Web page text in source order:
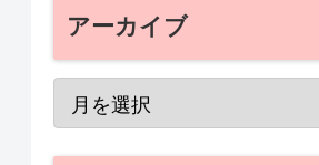
アーカイブ